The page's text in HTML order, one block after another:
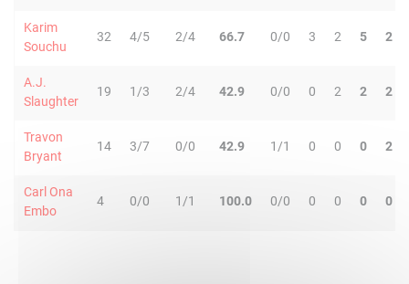
Karim
Souchu
32 4/5 2/4 66.7 0/0 3 2 5 2
A.J.
Slaughter
19 1/3 2/4 42.9 0/0 0 2 2 2
Travon
Bryant
14 3/7 0/0 42.9 1/1 0 0 0 2
Carl Ona
Embo
4 0/0 1/1 100.0 0/0 0 0 0 0